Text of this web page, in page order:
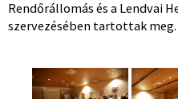
Rendőrállomás és a Lendvai
szervezésében tartottak meg.